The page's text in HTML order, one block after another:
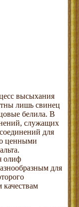
высыхания
лишь свинец
белила. В
служащих
для
ценными
олиф
для